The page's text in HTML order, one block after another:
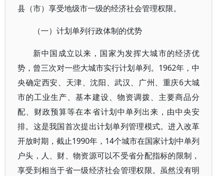
县（市）享受地级市一级的经济社会管理权限。
（一）计划单列行政体制的优势
新中国成立以来，国家为发挥大城市的经济优
势，曾三次对一些大城市实行计划单列。1962年，中
央确定西安、天津、沈阳、武汉、广州、重庆6大城
市的工业生产、基本建设、物资调拨、主要商品分
配、财政预算等在本省计划中单列出来，由中央安
排。这是我国首次提出计划单列管理模式。进入改革
开放时期，截止1990年，14个城市在国家计划中单列
户头，人、财、物资源可以不受省分配指标的限制，
享受到相当于省一级经济社会管理权限。虽然没有明